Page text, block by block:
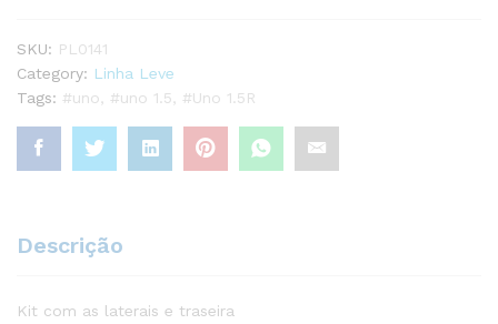
SKU: PL0141
Category: Linha Leve
Tags: #uno #uno 1.5 #Uno 1.5R
Descrição
Kit com as laterais e traseira